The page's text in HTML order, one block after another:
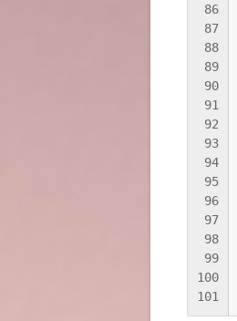
86
87
88
89
90
91
92
93
94
95
96
97
98
99
100
101